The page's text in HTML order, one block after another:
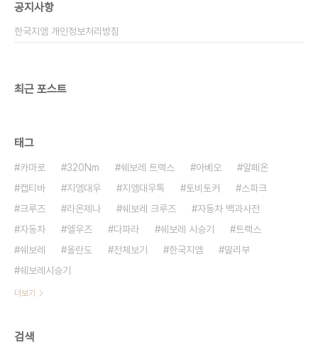
테..
공지사항
한국지엠 개인정보처리방침
최근 포스트
태그
카마로 320Nm 쉐보레 트랙스 아베오
알페온
캡티바
지엠대우 지엠대우톡 토비토커
스파크
크루즈
라온제나 쉐보레 크루즈
자동차 백과사전
자동차
엘우즈 다파라 쉐보레 시승기
트랙스
쉐보레
올란도 전체보기 한국지엠
말리부
쉐보레시승기
더보기
검색